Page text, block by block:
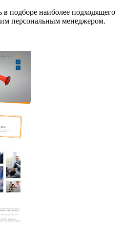
подборе наиболее подходящего
персональным менеджером.